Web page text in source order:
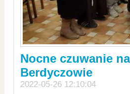
Nocne czuwanie
Berdyczowie
2022-05-26 12:10:04